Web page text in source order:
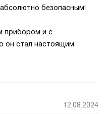
безопасным!
прибором и с
он стал настоящим
12.08.2024